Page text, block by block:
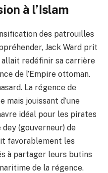
à l’Islam
des patrouilles
Jack Ward prit
redéfinir sa carrière
de l’Empire ottoman.
La régence de
mais jouissant d’une
idéal pour les pirates
(gouverneur) de
favorablement les
à partager leurs butins
de la régence.